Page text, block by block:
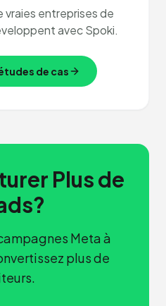
vraies entreprises de
avec Spoki.
de cas
Plus de
Meta à
plus de